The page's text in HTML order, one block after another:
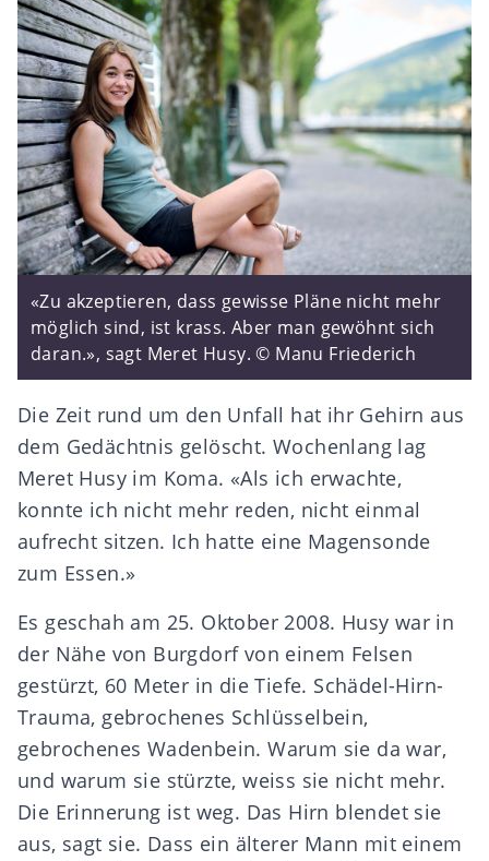
«Zu akzeptieren, dass gewisse Pläne nicht mehr
möglich sind, ist krass. Aber man gewöhnt sich
daran.», sagt Meret Husy. © Manu Friederich
Die Zeit rund um den Unfall hat ihr Gehirn aus
dem Gedächtnis gelöscht. Wochenlang lag
Meret Husy im Koma. «Als ich erwachte,
konnte ich nicht mehr reden, nicht einmal
aufrecht sitzen. Ich hatte eine Magensonde
zum Essen.»
Es geschah am 25. Oktober 2008. Husy war in
der Nähe von Burgdorf von einem Felsen
gestürzt, 60 Meter in die Tiefe. Schädel-Hirn-
Trauma, gebrochenes Schlüsselbein,
gebrochenes Wadenbein. Warum sie da war,
und warum sie stürzte, weiss sie nicht mehr.
Die Erinnerung ist weg. Das Hirn blendet sie
aus, sagt sie. Dass ein älterer Mann mit einem